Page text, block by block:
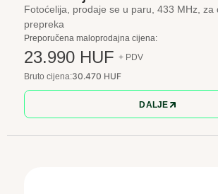
Fotoćelija, prodaje se u paru, 433 MHz, za
prepreka
Preporučena maloprodajna cijena:
23.990 HUF + PDV
Bruto cijena:30.470 HUF
DALJE